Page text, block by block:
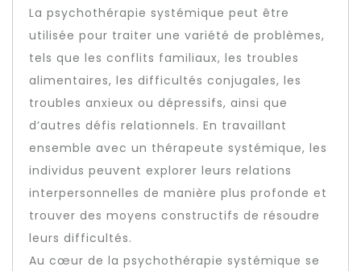
La psychothérapie systémique peut être
utilisée pour traiter une variété de problèmes,
tels que les conflits familiaux, les troubles
alimentaires, les difficultés conjugales, les
troubles anxieux ou dépressifs, ainsi que
d’autres défis relationnels. En travaillant
ensemble avec un thérapeute systémique, les
individus peuvent explorer leurs relations
interpersonnelles de manière plus profonde et
trouver des moyens constructifs de résoudre
leurs difficultés.
Au cœur de la psychothérapie systémique se